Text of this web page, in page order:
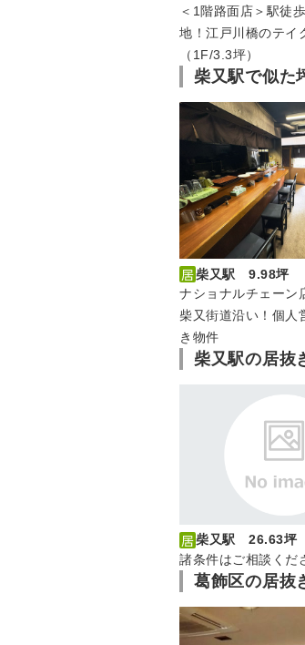
＜1階路面店＞駅徒
地！江戸川橋のテイ
（1F/3.3坪）
柴又駅で似た
柴又駅 9.98坪
ナショナルチェーン
柴又街道沿い！個人
き物件
柴又駅の居抜
柴又駅 26.63坪
諸条件はご相談くだ
葛飾区の居抜